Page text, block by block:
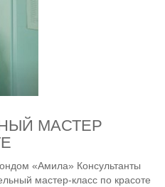
МАСТЕР
«Амила» Консультанты
мастер-класс по красоте